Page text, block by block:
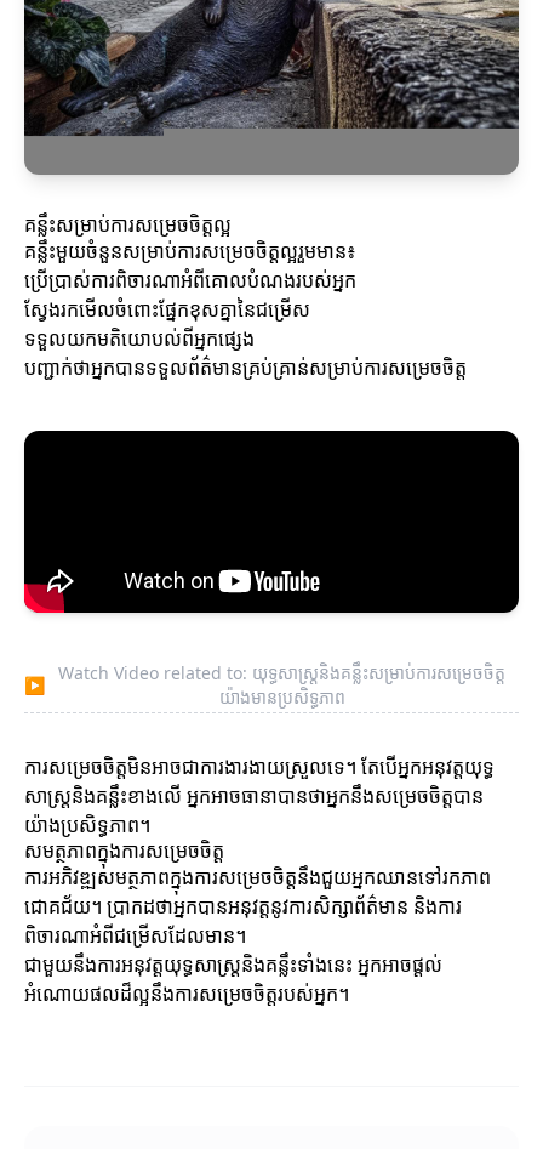
គន្លឹះសម្រាប់ការសម្រេចចិត្តល្អ
គន្លឹះមួយចំនួនសម្រាប់ការសម្រេចចិត្តល្អរួមមាន៖
ប្រើប្រាស់ការពិចារណាអំពីគោលបំណងរបស់អ្នក
ស្វែងរកមើលចំពោះផ្នែកខុសគ្នានៃជម្រើស
ទទួលយកមតិយោបល់ពីអ្នកផ្សេង
បញ្ជាក់ថាអ្នកបានទទួលព័ត៌មានគ្រប់គ្រាន់សម្រាប់ការសម្រេចចិត្ត
▶
Watch Video related to: យុទ្ធសាស្ត្រនិងគន្លឹះសម្រាប់ការសម្រេចចិត្ត
យ៉ាងមានប្រសិទ្ធភាព
ការសម្រេចចិត្តមិនអាចជាការងារងាយស្រួលទេ។ តែបើអ្នកអនុវត្តយុទ្ធ
សាស្ត្រនិងគន្លឹះខាងលើ អ្នកអាចធានាបានថាអ្នកនឹងសម្រេចចិត្តបាន
យ៉ាងប្រសិទ្ធភាព។
សមត្ថភាពក្នុងការសម្រេចចិត្ត
ការអភិវឌ្ឍសមត្ថភាពក្នុងការសម្រេចចិត្តនឹងជួយអ្នកឈានទៅរកភាព
ជោគជ័យ។ ប្រាកដថាអ្នកបានអនុវត្តនូវការសិក្សាព័ត៌មាន និងការ
ពិចារណាអំពីជម្រើសដែលមាន។
ជាមួយនឹងការអនុវត្តយុទ្ធសាស្ត្រនិងគន្លឹះទាំងនេះ អ្នកអាចផ្តល់
អំណោយផលដ៏ល្អនឹងការសម្រេចចិត្តរបស់អ្នក។